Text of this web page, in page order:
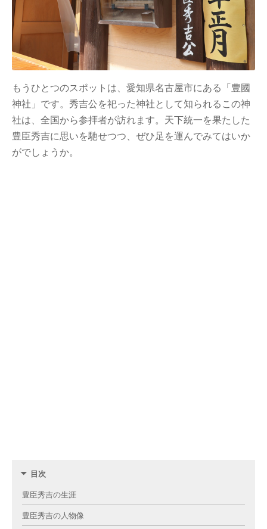
もうひとつのスポットは、愛知県名古屋市にある「豊國
神社」です。秀吉公を祀った神社として知られるこの神
社は、全国から参拝者が訪れます。天下統一を果たした
豊臣秀吉に思いを馳せつつ、ぜひ足を運んでみてはいか
がでしょうか。
目次
豊臣秀吉の生涯
豊臣秀吉の人物像